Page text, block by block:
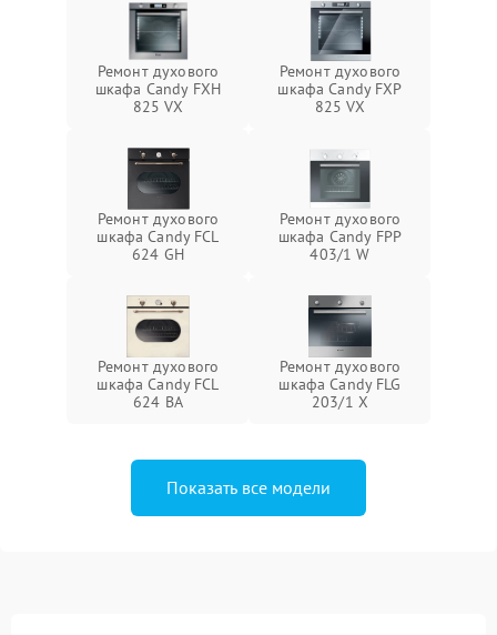
Ремонт духового
шкафа Candy FXH
825 VX
Ремонт духового
шкафа Candy FXP
825 VX
Ремонт духового
шкафа Candy FCL
624 GH
Ремонт духового
шкафа Candy FPP
403/1 W
Ремонт духового
шкафа Candy FCL
624 BA
Ремонт духового
шкафа Candy FLG
203/1 X
Показать все модели